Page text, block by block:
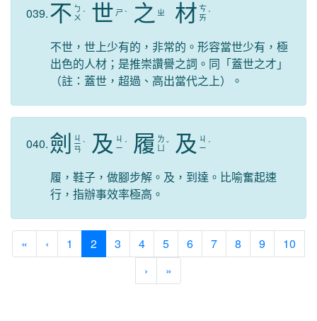
039.不 ㄅ
ㄨ ˊ 世 ㄕ ˋ 之 ㄓ 材 ㄘ
ㄞ ˊ
不世，世上少有的，非常的。形容當世少有，極
出色的人材；是推崇讚譽之詞。同「蓋世之才」
（註：蓋世，超過、高出當代之上）。
040.劍 ㄐ
ㄧ
ㄢ
ˋ 及 ㄐ
ㄧ ˊ 履 ㄌ
ˇ 及 ㄐ
ㄧ ˊ
履，鞋子，做腳步解。及，到達。比喻奮起速
行，指辦事效率極高。
« ‹ 1 2(current)
3 4 5 6 7 8 9 10
› »